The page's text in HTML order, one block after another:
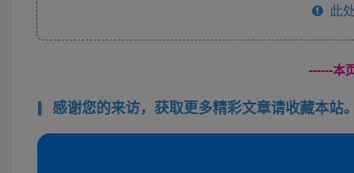
此
------本
感谢您的来访，获取更多精彩文章请收藏本站。